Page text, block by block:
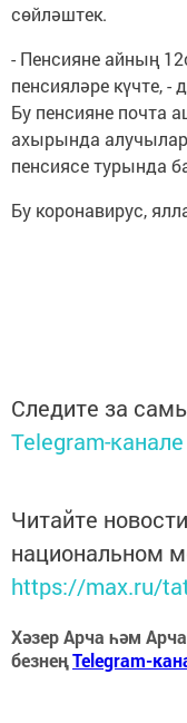
сөйләштек.
- Пенсияне айның
пенсияләре күчте, -
Бу пенсияне почта
ахырында
пенсиясе турында
Бу коронавирус,
Следите за
Telegram-канале
Читайте
национальном
https://max.ru/
Хәзер Арча һәм
безнеңTelegram-